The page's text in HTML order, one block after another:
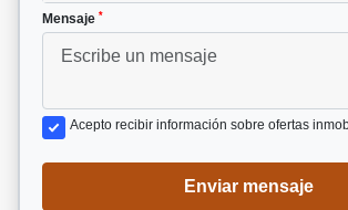
Mensaje *
Acepto recibir información sobre ofertas
Enviar mensaje